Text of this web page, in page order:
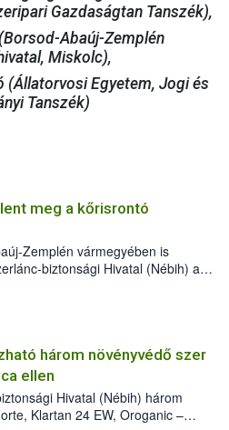
Gazdaságtan Tanszék),
Abaúj-Zemplén
Miskolc),
(Állatorvosi Egyetem, Jogi és
Tanszék)
meg a kőrisrontó
Zemplén vármegyében is
biztonsági Hivatal (Nébih) a
planipennis) jelenlétét. A
találták meg, de már fertőzött
az intézkedéseket a szlovák
a terjedés megállítása érdekében.
három növényvédő szer
ellen
Hivatal (Nébih) három
Klartan 24 EW, Oroganic –